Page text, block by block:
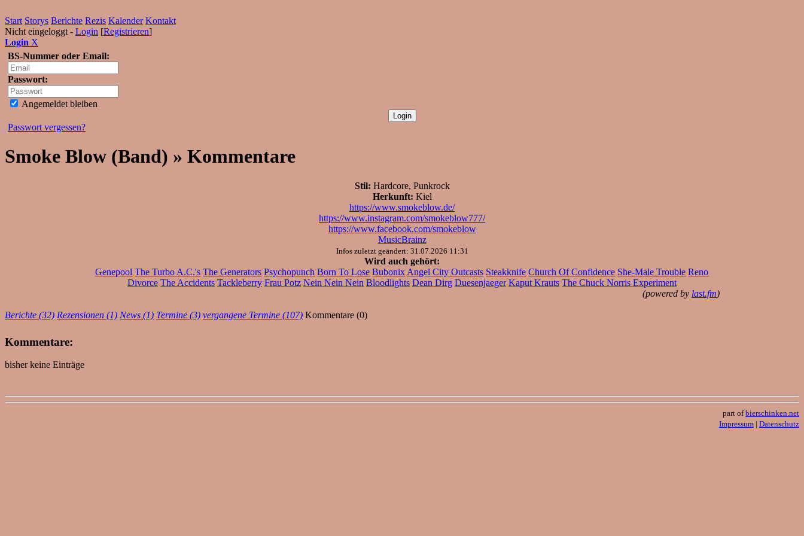
Start Storys Berichte Rezis Kalender Kontakt
Nicht eingeloggt - Login [Registrieren]
Login X
BS-Nummer oder Email:
Passwort:
Angemeldet bleiben
Passwort vergessen?
Smoke Blow (Band) » Kommentare
Stil: Hardcore, Punkrock
Herkunft: Kiel
https://www.smokeblow.de/
https://www.instagram.com/smokeblow777/
https://www.facebook.com/smokeblow
MusicBrainz
Infos zuletzt geändert: 31.07.2026 11:31
Wird auch gehört:
Genepool The Turbo A.C.'s The Generators Psychopunch Born To Lose Bubonix Angel City Outcasts Steakknife Church Of Confidence She-Male Trouble Reno
Divorce The Accidents Tackleberry Frau Potz Nein Nein Nein Bloodlights Dean Dirg Duesenjaeger Kaput Krauts The Chuck Norris Experiment
(powered by last.fm)
Berichte (32) Rezensionen (1) News (1) Termine (3) vergangene Termine (107) Kommentare (0)
Kommentare:
bisher keine Einträge
part ofbierschinken.net
Impressum | Datenschutz